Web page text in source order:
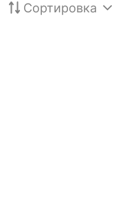
Сортировка